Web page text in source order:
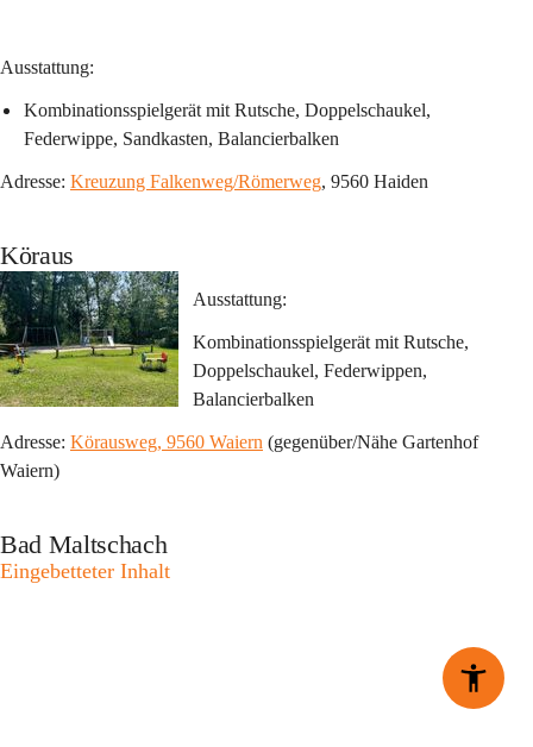
Ausstattung:
Kombinationsspielgerät mit Rutsche, Doppelschaukel,
Federwippe, Sandkasten, Balancierbalken
Adresse: Kreuzung Falkenweg/Römerweg, 9560 Haiden
Köraus
Ausstattung:
Kombinationsspielgerät mit Rutsche,
Doppelschaukel, Federwippen,
Balancierbalken
Adresse: Körausweg, 9560 Waiern (gegenüber/Nähe Gartenhof
Waiern)
Bad Maltschach
Eingebetteter Inhalt